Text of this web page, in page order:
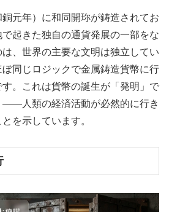
元年）に和同開珎が鋳造されてお
起きた独自の通貨発展の一部をな
、世界の主要な文明は独立してい
同じロジックで金属鋳造貨幣に行
。これは貨幣の誕生が「発明」で
——人類の経済活動が必然的に行き
を示しています。